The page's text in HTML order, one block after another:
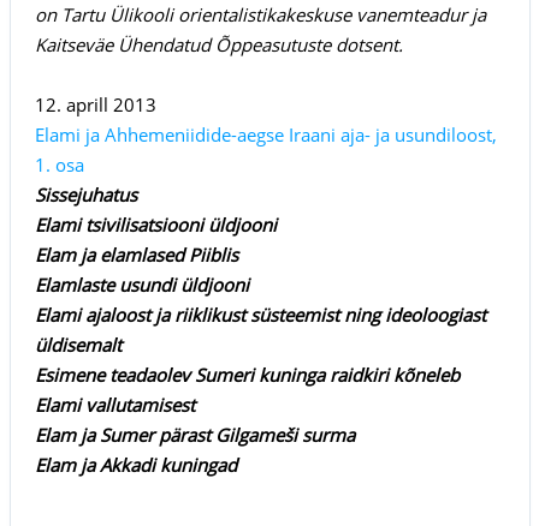
on Tartu Ülikooli orientalistikakeskuse vanemteadur ja
Kaitseväe Ühendatud Õppeasutuste dotsent.
12. aprill 2013
Elami ja Ahhemeniidide-aegse Iraani aja- ja usundiloost,
1. osa
Sissejuhatus
Elami tsivilisatsiooni üldjooni
Elam ja elamlased Piiblis
Elamlaste usundi üldjooni
Elami ajaloost ja riiklikust süsteemist ning ideoloogiast
üldisemalt
Esimene teadaolev Sumeri kuninga raidkiri kõneleb
Elami vallutamisest
Elam ja Sumer pärast Gilgameši surma
Elam ja Akkadi kuningad